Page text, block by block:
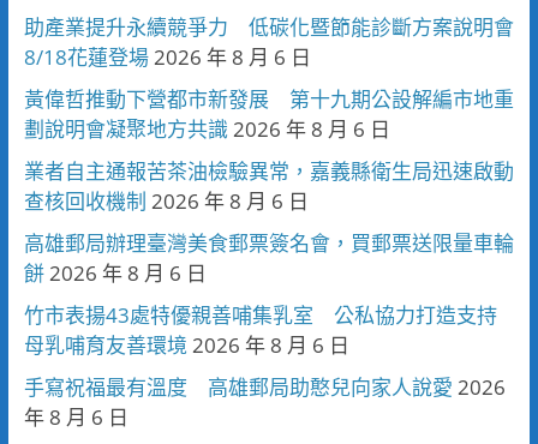
助產業提升永續競爭力 低碳化暨節能診斷方案說明會
8/18花蓮登場2026 年 8 月 6 日
黃偉哲推動下營都市新發展 第十九期公設解編市地重
劃說明會凝聚地方共識2026 年 8 月 6 日
業者自主通報苦茶油檢驗異常，嘉義縣衛生局迅速啟動
查核回收機制 2026 年 8 月 6 日
高雄郵局辦理臺灣美食郵票簽名會，買郵票送限量車輪
餅2026 年 8 月 6 日
竹市表揚43處特優親善哺集乳室 公私協力打造支持
母乳哺育友善環境2026 年 8 月 6 日
手寫祝福最有溫度 高雄郵局助憨兒向家人說愛 2026
年 8 月 6 日